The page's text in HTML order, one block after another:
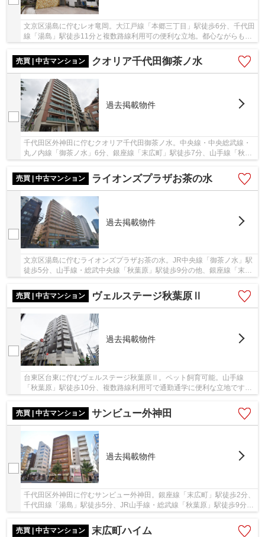
文京区湯島に佇むレオ竜岡。大江戸線「本郷三丁目」駅徒歩6分、千代田
線「湯島」駅徒歩11分と複数路線利用可の便利な立地。都心ながらも落
売買 | 中古マンション
クオリア千代田御茶ノ水
過去掲載物件
千代田区外神田に佇むクオリア千代田御茶ノ水。中央線・中央総武線・
丸ノ内線「御茶ノ水」6分、銀座線「末広町」駅徒歩7分、山手線「秋葉
売買 | 中古マンション
ライオンズプラザお茶の水
過去掲載物件
文京区湯島に佇むライオンズプラザお茶の水。JR中央線「御茶ノ水」駅
徒歩5分、山手線・総武中央線「秋葉原」駅徒歩9分の他、銀座線「末広
売買 | 中古マンション
ヴェルステージ秋葉原Ⅱ
過去掲載物件
台東区台東に佇むヴェルステージ秋葉原Ⅱ。ペット飼育可能。山手線
「秋葉原」駅徒歩10分、複数路線利用可で通勤通学に便利な立地です。
売買 | 中古マンション
サンビュー外神田
過去掲載物件
千代田区外神田に佇むサンビュー外神田。銀座線「末広町」駅徒歩2分、
千代田線「湯島」駅徒歩5分、JR山手線・総武線「秋葉原」駅徒歩9分
売買 | 中古マンション
末広町ハイム